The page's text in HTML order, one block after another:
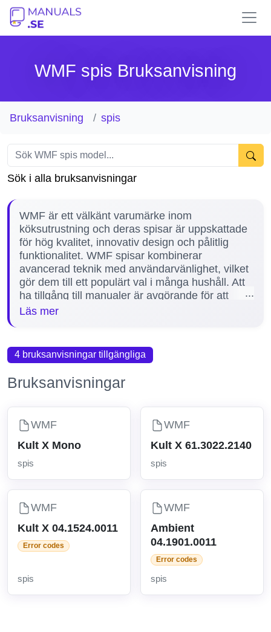
WMF spis Bruksanvisning
Bruksanvisning spis
Sök i alla bruksanvisningar
WMF är ett välkänt varumärke inom
köksutrustning och deras spisar är uppskattade
för hög kvalitet, innovativ design och pålitlig
funktionalitet. WMF spisar kombinerar
avancerad teknik med användarvänlighet, vilket
gör dem till ett populärt val i många hushåll. Att
ha tillgång till manualer är avgörande för att
säkerställa korrekt installation, trygg användning
produkten håller längre. Här på vår sida erbjuder
vi 1 manual för WMF spisar, inklusive den
populära modellen Ambient 04.1901.0011.
Läs mer
4 bruksanvisningar tillgängliga
Bruksanvisningar
WMF
Kult X Mono
spis
WMF
Kult X 61.3022.2140
spis
WMF
Kult X 04.1524.0011
Error codes
spis
WMF
Ambient
04.1901.0011
Error codes
spis